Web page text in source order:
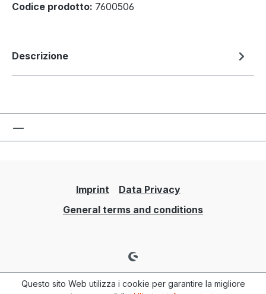
Codice prodotto: 7600506
Descrizione
Imprint
Data Privacy
General terms and conditions
Questo sito Web utilizza i cookie per garantire la migliore